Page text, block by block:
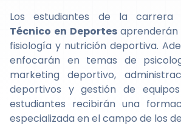
Los estudiantes de la carrera
Técnico en Deportesaprenderán
fisiología y nutrición deportiva.
enfocarán en temas de
marketing deportivo,
deportivos y gestión de
estudiantes recibirán una
especializada en el campo de los